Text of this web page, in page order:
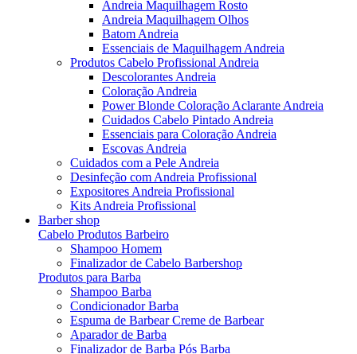
Andreia Maquilhagem Rosto
Andreia Maquilhagem Olhos
Batom Andreia
Essenciais de Maquilhagem Andreia
Produtos Cabelo Profissional Andreia
Descolorantes Andreia
Coloração Andreia
Power Blonde Coloração Aclarante Andreia
Cuidados Cabelo Pintado Andreia
Essenciais para Coloração Andreia
Escovas Andreia
Cuidados com a Pele Andreia
Desinfeção com Andreia Profissional
Expositores Andreia Profissional
Kits Andreia Profissional
Barber shop
Cabelo Produtos Barbeiro
Shampoo Homem
Finalizador de Cabelo Barbershop
Produtos para Barba
Shampoo Barba
Condicionador Barba
Espuma de Barbear Creme de Barbear
Aparador de Barba
Finalizador de Barba Pós Barba